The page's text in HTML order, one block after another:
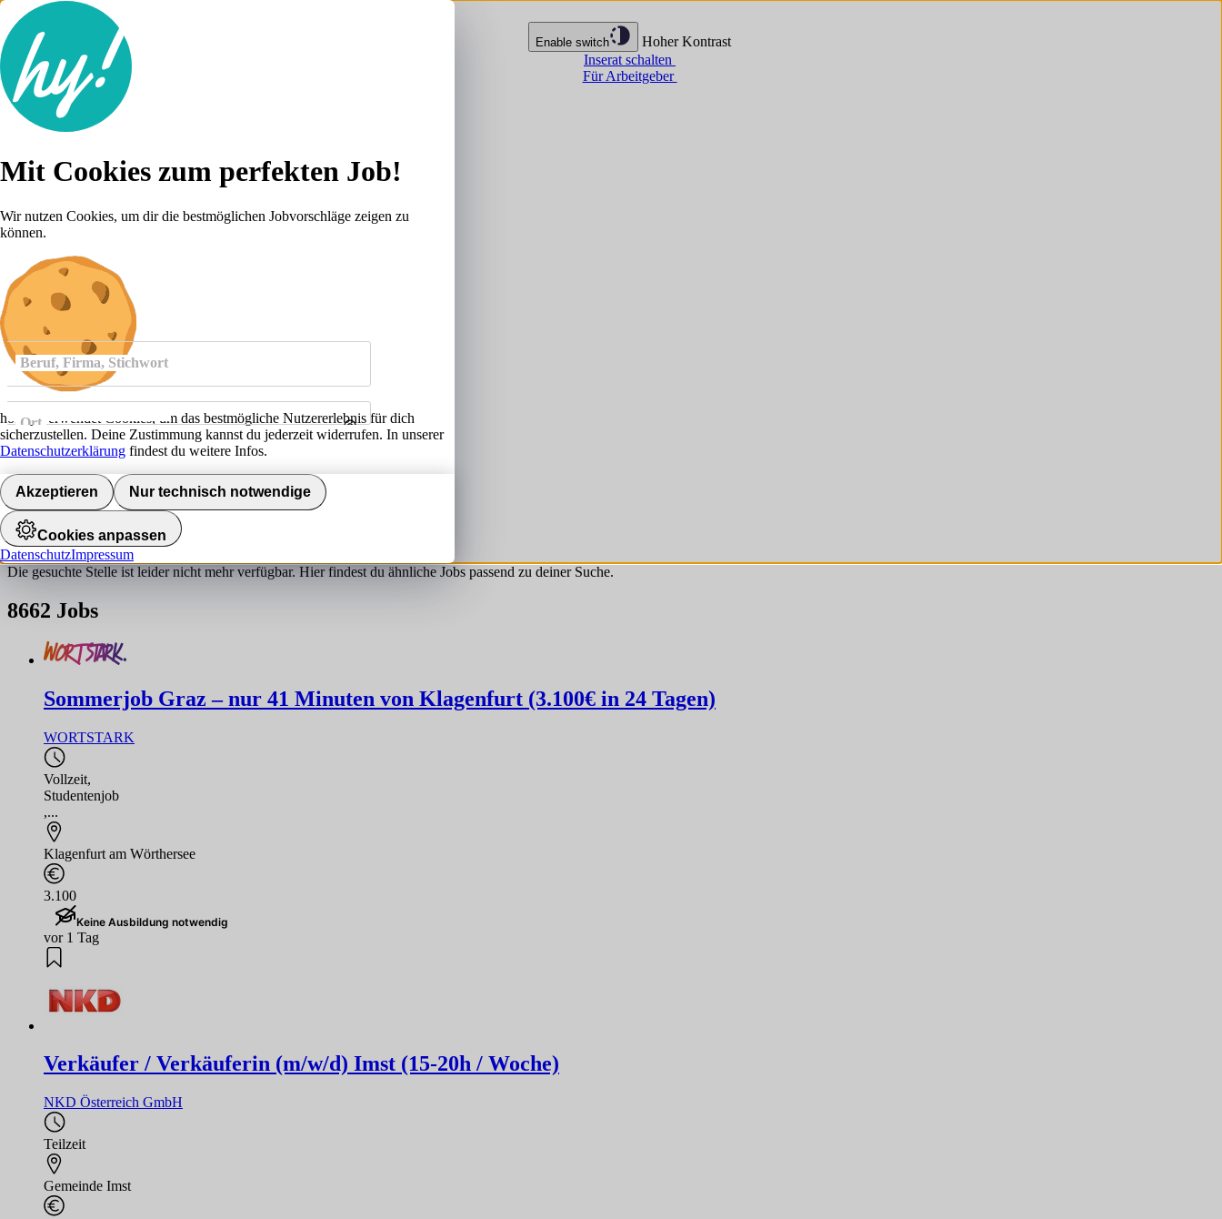
Enable switch
Hoher Kontrast
Inserat schalten
Für Arbeitgeber
Lebenslauf
Karriere-Tipps
Anmelden
Beruf, Firma, Stichwort
Ort
Umkreis
Jobs finden
Job nicht gefunden!
Die gesuchte Stelle ist leider nicht mehr verfügbar. Hier findest du ähnliche Jobs passend zu deiner Suche.
8662 Jobs
Sommerjob Graz – nur 41 Minuten von Klagenfurt (3.100€ in 24 Tagen)
WORTSTARK
Vollzeit,
Studentenjob
,...
Klagenfurt am Wörthersee
3.100
Keine Ausbildung notwendig
vor 1 Tag
Verkäufer / Verkäuferin (m/w/d) Imst (15-20h / Woche)
NKD Österreich GmbH
Teilzeit
Gemeinde Imst
Mit Cookies zum perfekten Job!
Wir nutzen Cookies, um dir die bestmöglichen Jobvorschläge zeigen zu
können.
hokify verwendet Cookies, um das bestmögliche Nutzererlebnis für dich
sicherzustellen. Deine Zustimmung kannst du jederzeit widerrufen. In unserer
Datenschutzerklärung findest du weitere Infos.
Akzeptieren Nur technisch notwendige
Cookies anpassen
DatenschutzImpressum